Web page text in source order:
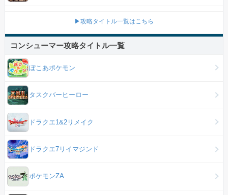
▶攻略タイトル一覧はこちら
コンシューマー攻略タイトル一覧
ぽこあポケモン
タスクバーヒーロー
ドラクエ1&2リメイク
ドラクエ7リイマジンド
ポケモンZA